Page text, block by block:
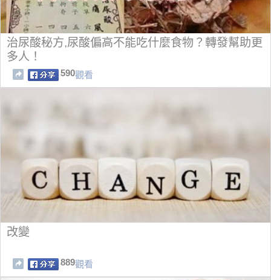
治尿酸秘方,尿酸偏高不能吃什麼食物？轉發幫助更
多人！
590觀看
改變
889觀看